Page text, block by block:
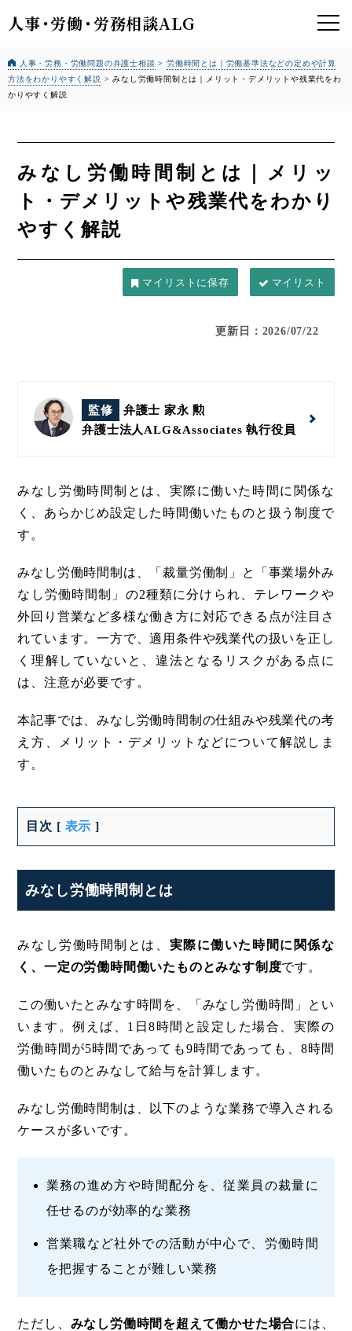
人事・労働・労務相談ALG
人事・労務・労働問題の弁護士相談 >労働時間とは｜労働基準法などの定めや計算
方法をわかりやすく解説 >みなし労働時間制とは｜メリット・デメリットや残業代をわ
かりやすく解説
みなし労働時間制とは｜メリッ
ト・デメリットや残業代をわかり
やすく解説
マイリスト
更新日：2026/07/22
監修
弁護士 家永 勲
弁護士法人ALG&Associates執行役員
みなし労働時間制とは、実際に働いた時間に関係な
く、あらかじめ設定した時間働いたものと扱う制度で
す。
みなし労働時間制は、「裁量労働制」と「事業場外み
なし労働時間制」の2種類に分けられ、テレワークや
外回り営業など多様な働き方に対応できる点が注目さ
れています。一方で、適用条件や残業代の扱いを正し
く理解していないと、違法となるリスクがある点に
は、注意が必要です。
本記事では、みなし労働時間制の仕組みや残業代の考
え方、メリット・デメリットなどについて解説しま
す。
目次 [ 表示 ]
みなし労働時間制とは
みなし労働時間制とは、 実際に働いた時間に関係な
く、一定の労働時間働いたものとみなす制度です。
この働いたとみなす時間を、「みなし労働時間」とい
います。例えば、1日8時間と設定した場合、実際の
労働時間が5時間であっても9時間であっても、8時間
働いたものとみなして給与を計算します。
みなし労働時間制は、以下のような業務で導入される
ケースが多いです。
業務の進め方や時間配分を、従業員の裁量に
任せるのが効率的な業務
営業職など社外での活動が中心で、労働時間
を把握することが難しい業務
ただし、 みなし労働時間を超えて働かせた場合には、